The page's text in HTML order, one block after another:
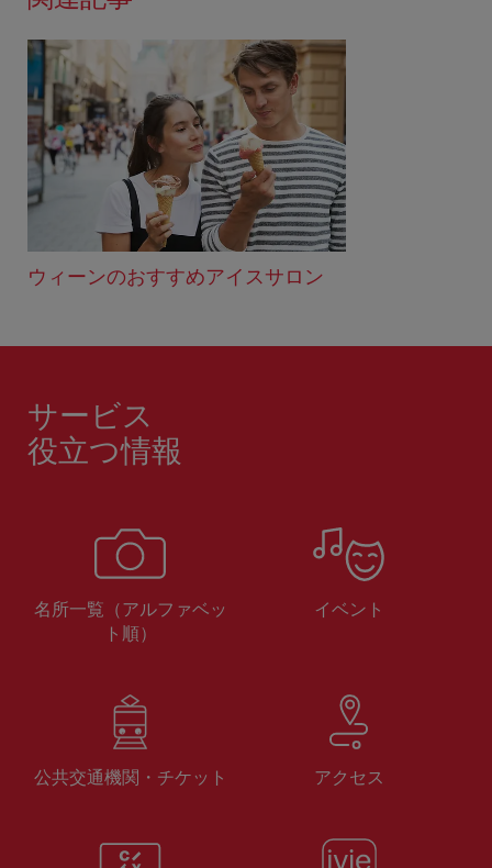
ウィーンのおすすめアイスサロン
サービス
役立つ情報
名所一覧（アルファベッ
ト順）
イベント
公共交通機関・チケット アクセス